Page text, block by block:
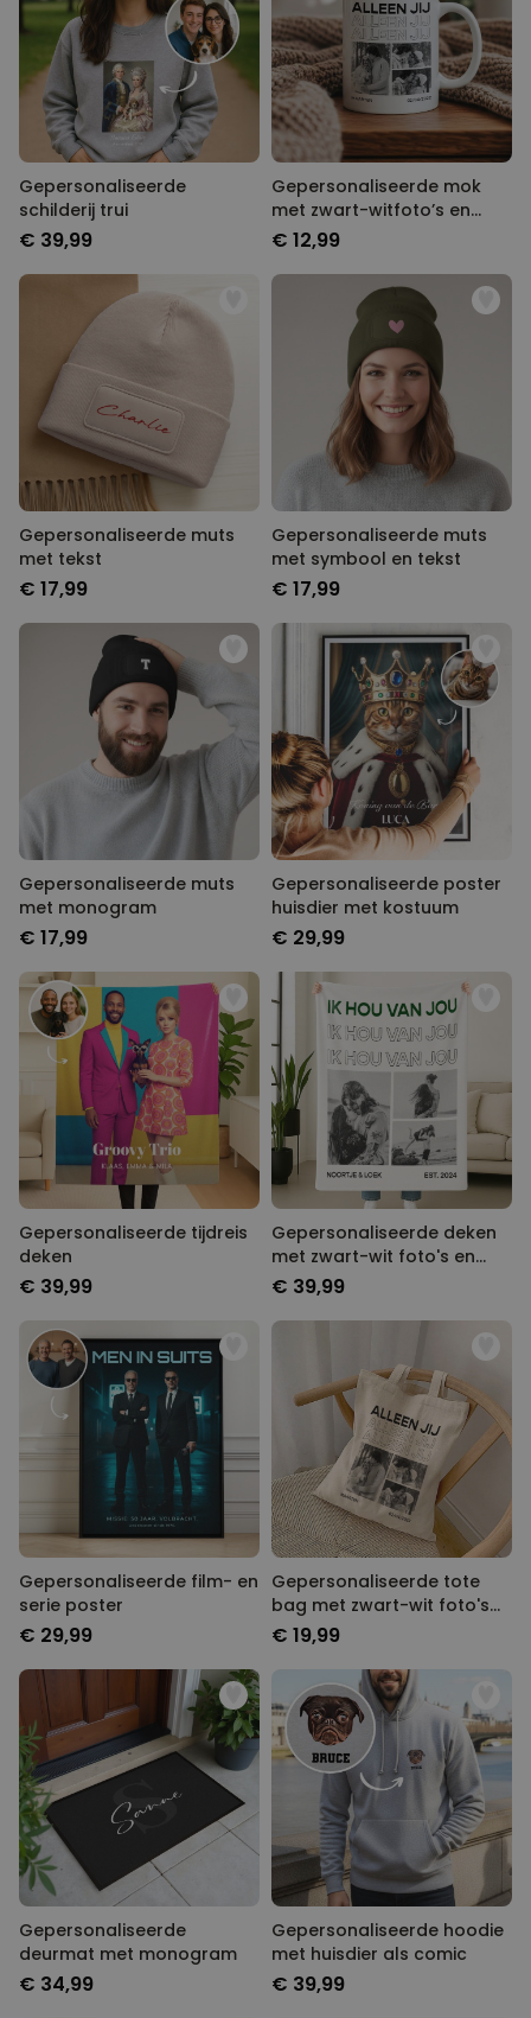
Gepersonaliseerde
schilderij trui
€ 39,99
Gepersonaliseerde mok
met zwart-witfoto’s en
tekst
€ 12,99
Gepersonaliseerde muts
met tekst
€ 17,99
Gepersonaliseerde muts
met symbool en tekst
€ 17,99
Gepersonaliseerde muts
met monogram
€ 17,99
Gepersonaliseerde poster
huisdier met kostuum
€ 29,99
Gepersonaliseerde tijdreis
deken
€ 39,99
Gepersonaliseerde deken
met zwart-wit foto's en
tekst
€ 39,99
Gepersonaliseerde film- en
serie poster
€ 29,99
Gepersonaliseerde tote
bag met zwart-wit foto's
en tekst
€ 19,99
Gepersonaliseerde
deurmat met monogram
€ 34,99
Gepersonaliseerde hoodie
met huisdier als comic
€ 39,99